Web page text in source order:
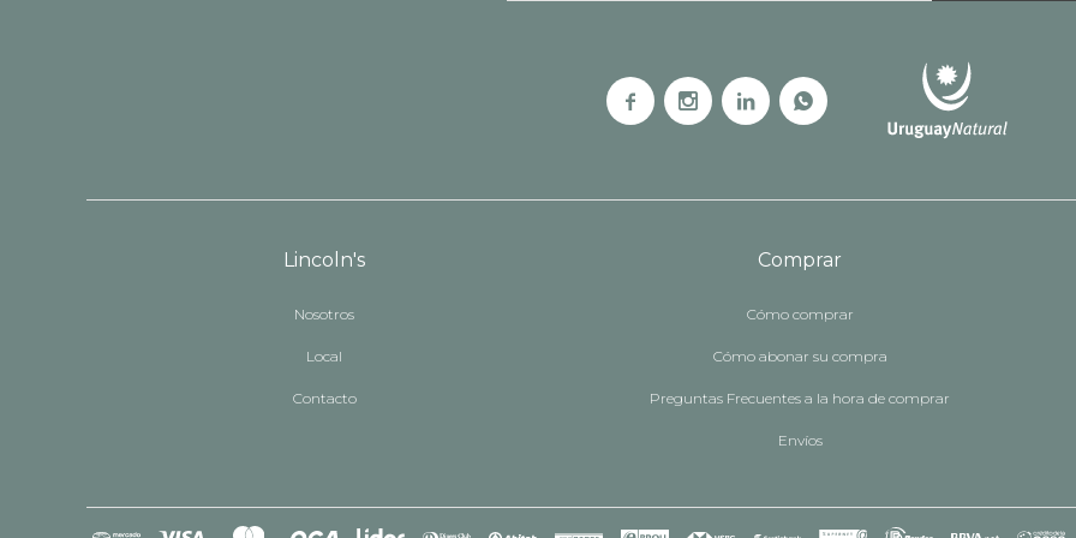
Lincoln's
Nosotros
Local
Contacto
Comprar
Cómo comprar
Cómo abonar su compra
Preguntas Frecuentes a la hora de comprar
Envíos
   